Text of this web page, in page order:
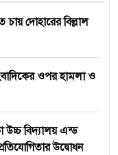
দোহারের বিল্লাল
ওপর হামলা ও
উচ্চ বিদ্যালয় এন্ড
উদ্বোধন